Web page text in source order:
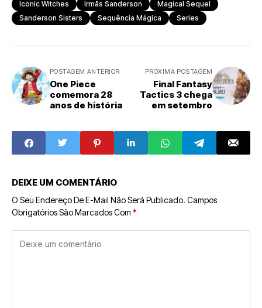
Iconic Witches Irmãs Sanderson
Magical Sequel
Sanderson Sisters
Sequência Mágica Series
POSTAGEM ANTERIOR
One Piece
comemora 28
anos de história
PRÓXIMA POSTAGEM
Final Fantasy
Tactics 3 chega
em setembro
DEIXE UM COMENTÁRIO
O Seu Endereço De E-Mail Não Será Publicado. Campos
Obrigatórios São Marcados Com *